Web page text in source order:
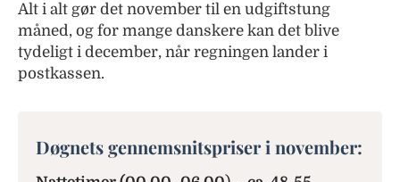
Alt i alt gør det november til en udgiftstung
måned, og for mange danskere kan det blive
tydeligt i december, når regningen lander i
postkassen.
Døgnets gennemsnitspriser i november: